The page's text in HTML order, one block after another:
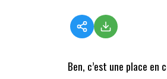
Ben, c’est une place